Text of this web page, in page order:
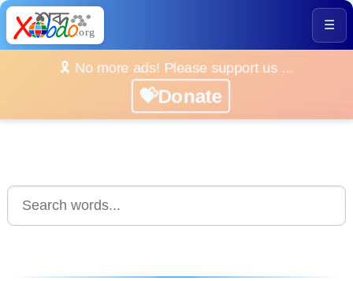
☰
🎗️ No more ads! Please support us ...
💝Donate